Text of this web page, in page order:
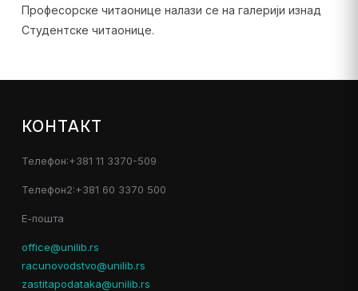
Професорске читаонице налази се на галерији изнад
Студентске читаонице.
КОНТАКТ
Телефон:+381 11 3370-509
Телефон2:+381 60 3370 500
Е-пошта
office@unilib.rs
racunovodstvo@unilib.rs
zastitapodataka@unilib.rs